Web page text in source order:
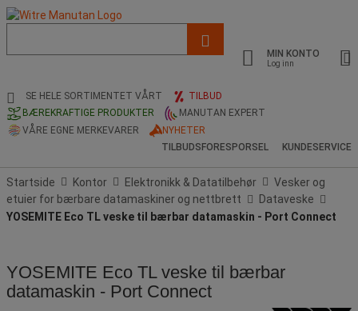
og
søkehistorikk
MIN KONTO
Log inn
SE HELE SORTIMENTET VÅRT
TILBUD
BÆREKRAFTIGE PRODUKTER
MANUTAN EXPERT
VÅRE EGNE MERKEVARER
NYHETER
TILBUDSFORESPORSEL
KUNDESERVICE
Startside Kontor Elektronikk & Datatilbehør
Vesker og
etuier for bærbare datamaskiner og nettbrett
Dataveske
YOSEMITE Eco TL veske til bærbar datamaskin - Port Connect
YOSEMITE Eco TL veske til bærbar
datamaskin - Port Connect